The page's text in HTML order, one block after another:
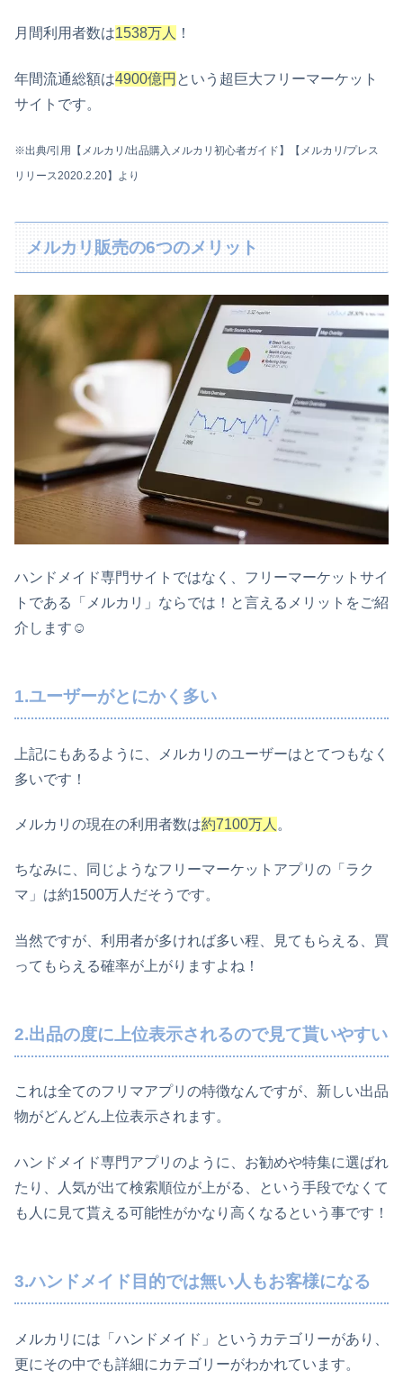
月間利用者数は1538万人 ！
年間流通総額は4900億円 という超巨大フリーマーケット
サイトです。
※出典/引用
【メルカリ/出品購入メルカリ初心者ガイド】【メルカリ/プレス
リリース2020.2.20】より
メルカリ販売の6つのメリット
ハンドメイド専門サイトではなく、フリーマーケットサイ
トである「メルカリ」ならでは！と言えるメリットをご紹
介します☺
1.ユーザーがとにかく多い
上記にもあるように、メルカリのユーザーはとてつもなく
多いです！
メルカリの現在の利用者数は約7100万人 。
ちなみに、同じようなフリーマーケットアプリの「ラク
マ」は約1500万人だそうです。
当然ですが、利用者が多ければ多い程、見てもらえる、買
ってもらえる確率が上がりますよね！
2.出品の度に上位表示されるので見て貰いやすい
これは全てのフリマアプリの特徴なんですが、新しい出品
物がどんどん上位表示されます。
ハンドメイド専門アプリのように、お勧めや特集に選ばれ
たり、人気が出て検索順位が上がる、という手段でなくて
も人に見て貰える可能性がかなり高くなるという事です！
3.ハンドメイド目的では無い人もお客様になる
メルカリには「ハンドメイド」というカテゴリーがあり、
更にその中でも詳細にカテゴリーがわかれています。